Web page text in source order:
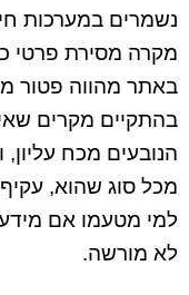
נשמרים במערכות
מקרה מסירת פרטי
באתר מהווה פטור
בהתקיים מקרים
הנובעים מכח
מכל סוג שהוא,
למי מטעמו אם
לא מורשה.